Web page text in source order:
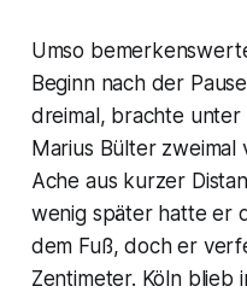
Umso
Beginn nach der
dreimal, brachte
Marius Bülter zweimal
Ache aus kurzer
wenig später hatte er
dem Fuß, doch er
Zentimeter. Köln blieb